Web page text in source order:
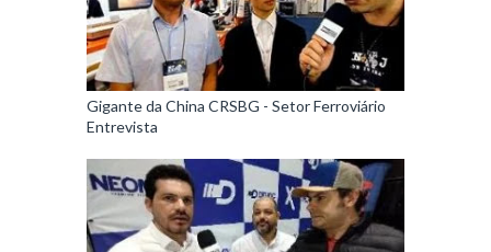
Gigante da China CRSBG - Setor Ferroviário
Entrevista